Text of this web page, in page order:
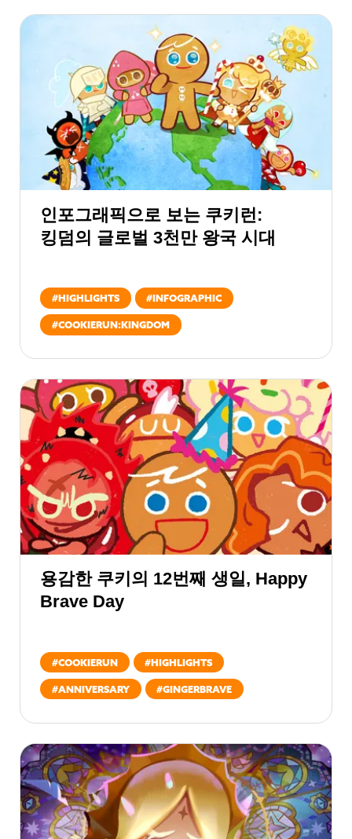
인포그래픽으로 보는 쿠키런:
킹덤의 글로벌 3천만 왕국 시대
#HIGHLIGHTS #INFOGRAPHIC
#COOKIERUN:KINGDOM
용감한 쿠키의 12번째 생일, Happy
Brave Day
#COOKIERUN #HIGHLIGHTS
#ANNIVERSARY #GINGERBRAVE